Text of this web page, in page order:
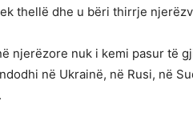
thellë dhe u bëri thirrje
njerëzore nuk i kemi pasur të
në Ukrainë, në Rusi, në